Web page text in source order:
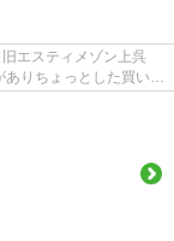
エスティメゾン上呉
りちょっとした買い物